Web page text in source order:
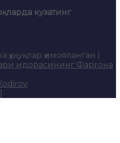
кузатинг
ҳуқуқлар ҳимояланган |
идорасининг Фарғона
.